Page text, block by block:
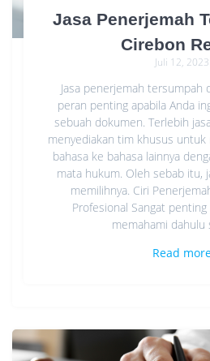
Jasa Penerjemah
Cirebon
Juli 12, 2023
Jasa penerjemah tersumpah
peran penting apabila Anda
sebuah dokumen. Terlebih
menyediakan tim khusus
bahasa ke bahasa lainnya
mata hukum. Oleh sebab itu,
memilihnya. Ciri
Profesional Sangat
memahami
Read